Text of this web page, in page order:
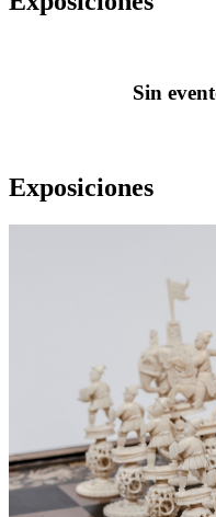
Sin
Exposiciones